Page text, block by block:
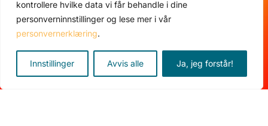
kontrollere hvilke data vi får behandle i dine
personverninnstillinger og lese mer i vår
personvernerklæring.
Innstillinger Avvis alle Ja, jeg forstår!